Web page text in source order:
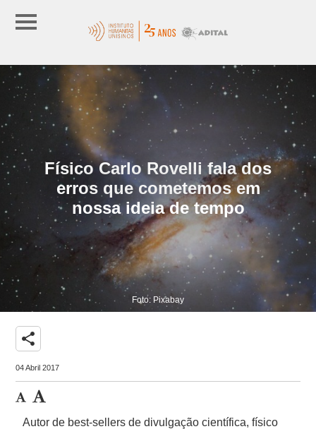
Físico Carlo Rovelli fala dos
erros que cometemos em
nossa ideia de tempo
Foto: Pixabay
share
04 Abril 2017
Autor de best-sellers de divulgação científica, físico